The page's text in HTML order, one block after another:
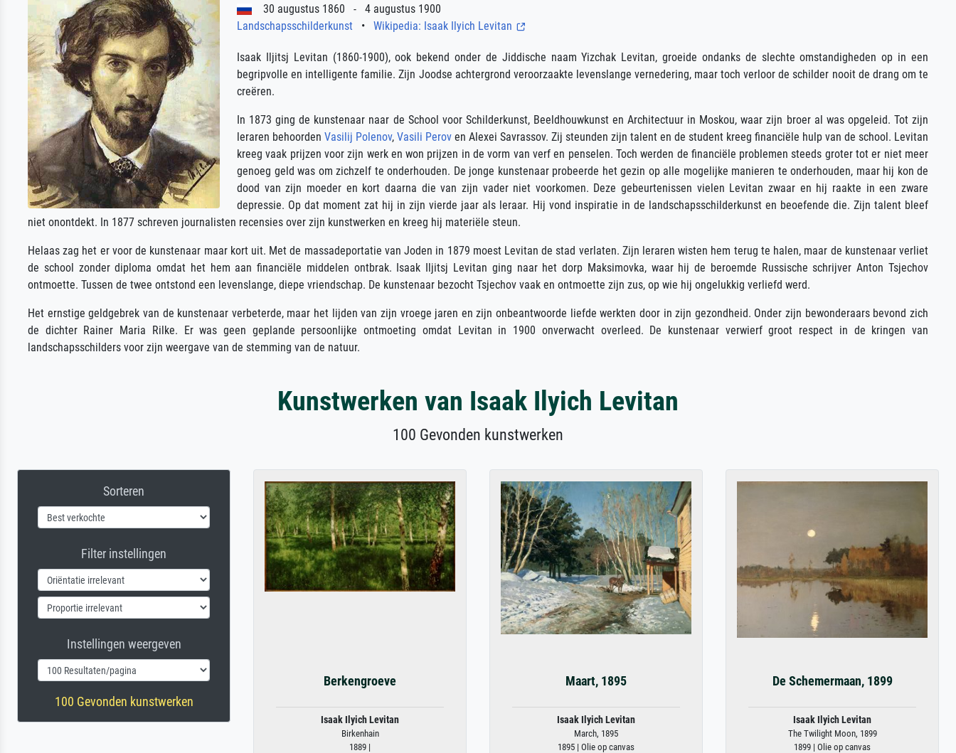
30 augustus 1860 - 4 augustus 1900
Landschapsschilderkunst • Wikipedia: Isaak Ilyich Levitan
Isaak Iljitsj Levitan (1860-1900), ook bekend onder de Jiddische naam Yizchak Levitan, groeide ondanks de slechte omstandigheden op in een
begripvolle en intelligente familie. Zijn Joodse achtergrond veroorzaakte levenslange vernedering, maar toch verloor de schilder nooit de drang om te
creëren.
In 1873 ging de kunstenaar naar de School voor Schilderkunst, Beeldhouwkunst en Architectuur in Moskou, waar zijn broer al was opgeleid. Tot zijn
leraren behoorden Vasilij Polenov, Vasili Perov en Alexei Savrassov. Zij steunden zijn talent en de student kreeg financiële hulp van de school. Levitan
kreeg vaak prijzen voor zijn werk en won prijzen in de vorm van verf en penselen. Toch werden de financiële problemen steeds groter tot er niet meer
genoeg geld was om zichzelf te onderhouden. De jonge kunstenaar probeerde het gezin op alle mogelijke manieren te onderhouden, maar hij kon de
dood van zijn moeder en kort daarna die van zijn vader niet voorkomen. Deze gebeurtenissen vielen Levitan zwaar en hij raakte in een zware
depressie. Op dat moment zat hij in zijn vierde jaar als leraar. Hij vond inspiratie in de landschapsschilderkunst en beoefende die. Zijn talent bleef
niet onontdekt. In 1877 schreven journalisten recensies over zijn kunstwerken en kreeg hij materiële steun.
Helaas zag het er voor de kunstenaar maar kort uit. Met de massadeportatie van Joden in 1879 moest Levitan de stad verlaten. Zijn leraren wisten hem terug te halen, maar de kunstenaar verliet
de school zonder diploma omdat het hem aan financiële middelen ontbrak. Isaak Iljitsj Levitan ging naar het dorp Maksimovka, waar hij de beroemde Russische schrijver Anton Tsjechov
ontmoette. Tussen de twee ontstond een levenslange, diepe vriendschap. De kunstenaar bezocht Tsjechov vaak en ontmoette zijn zus, op wie hij ongelukkig verliefd werd.
Het ernstige geldgebrek van de kunstenaar verbeterde, maar het lijden van zijn vroege jaren en zijn onbeantwoorde liefde werkten door in zijn gezondheid. Onder zijn bewonderaars bevond zich
de dichter Rainer Maria Rilke. Er was geen geplande persoonlijke ontmoeting omdat Levitan in 1900 onverwacht overleed. De kunstenaar verwierf groot respect in de kringen van
landschapsschilders voor zijn weergave van de stemming van de natuur.
Kunstwerken van Isaak Ilyich Levitan
100 Gevonden kunstwerken
Sorteren
Filter instellingen
Instellingen weergeven
100 Gevonden kunstwerken
Berkengroeve
Isaak Ilyich Levitan
Birkenhain
1889 |
Maart, 1895
Isaak Ilyich Levitan
March, 1895
1895 | Olie op canvas
De Schemermaan, 1899
Isaak Ilyich Levitan
The Twilight Moon, 1899
1899 | Olie op canvas